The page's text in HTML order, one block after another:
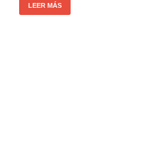
LEER MÁS